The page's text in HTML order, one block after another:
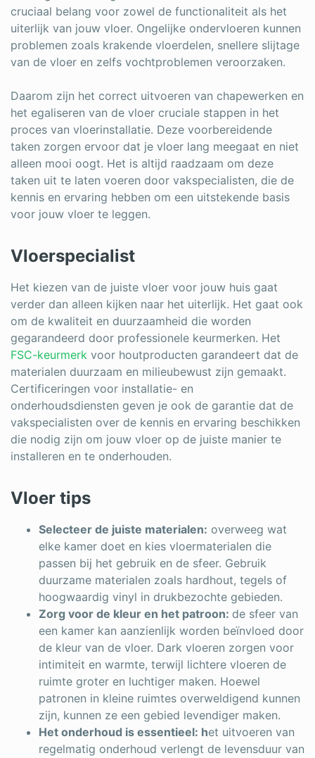
cruciaal belang voor zowel de functionaliteit als het
uiterlijk van jouw vloer. Ongelijke ondervloeren kunnen
problemen zoals krakende vloerdelen, snellere slijtage
van de vloer en zelfs vochtproblemen veroorzaken.
Daarom zijn het correct uitvoeren van chapewerken en
het egaliseren van de vloer cruciale stappen in het
proces van vloerinstallatie. Deze voorbereidende
taken zorgen ervoor dat je vloer lang meegaat en niet
alleen mooi oogt. Het is altijd raadzaam om deze
taken uit te laten voeren door vakspecialisten, die de
kennis en ervaring hebben om een uitstekende basis
voor jouw vloer te leggen.
Vloerspecialist
Het kiezen van de juiste vloer voor jouw huis gaat
verder dan alleen kijken naar het uiterlijk. Het gaat ook
om de kwaliteit en duurzaamheid die worden
gegarandeerd door professionele keurmerken. Het
FSC-keurmerk voor houtproducten garandeert dat de
materialen duurzaam en milieubewust zijn gemaakt.
Certificeringen voor installatie- en
onderhoudsdiensten geven je ook de garantie dat de
vakspecialisten over de kennis en ervaring beschikken
die nodig zijn om jouw vloer op de juiste manier te
installeren en te onderhouden.
Vloer tips
Selecteer de juiste materialen: overweeg wat
elke kamer doet en kies vloermaterialen die
passen bij het gebruik en de sfeer. Gebruik
duurzame materialen zoals hardhout, tegels of
hoogwaardig vinyl in drukbezochte gebieden.
Zorg voor de kleur en het patroon: de sfeer van
een kamer kan aanzienlijk worden beïnvloed door
de kleur van de vloer. Dark vloeren zorgen voor
intimiteit en warmte, terwijl lichtere vloeren de
ruimte groter en luchtiger maken. Hoewel
patronen in kleine ruimtes overweldigend kunnen
zijn, kunnen ze een gebied levendiger maken.
Het onderhoud is essentieel: het uitvoeren van
regelmatig onderhoud verlengt de levensduur van